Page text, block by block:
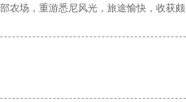
农场，重游悉尼风光，旅途愉快，收获颇